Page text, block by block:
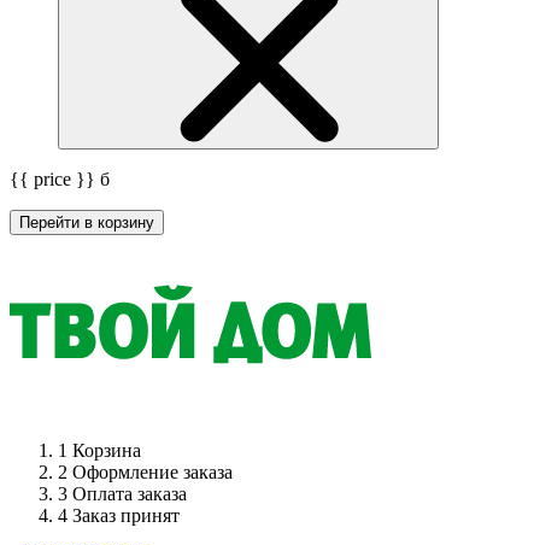
{{ price }} б
Перейти в корзину
1 Корзина
2 Оформление заказа
3 Оплата заказа
4 Заказ принят